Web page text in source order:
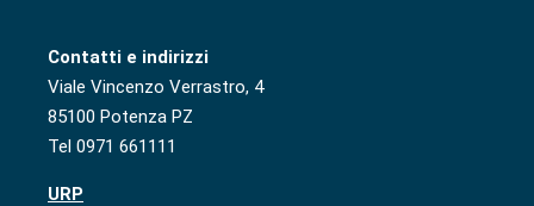
Contatti e indirizzi
Viale Vincenzo Verrastro, 4
85100 Potenza PZ
Tel 0971 661111
URP